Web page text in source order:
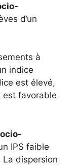
d’un
à
indice
est élevé,
est favorable
IPS faible
dispersion